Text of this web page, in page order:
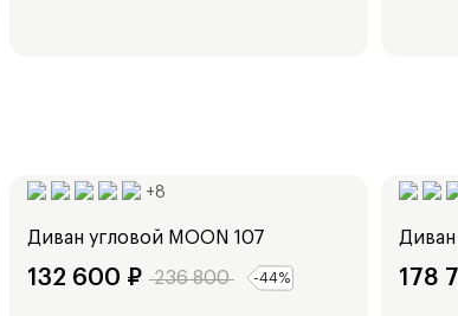
+8
Диван угловой MOON 107
132 600 ₽ 236 800 -44%
Диван
178